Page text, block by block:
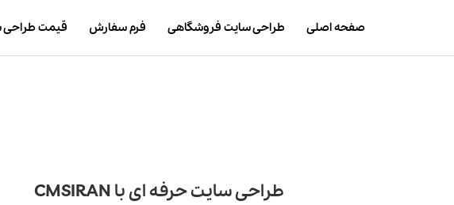
صفحه اصلی طراحی سایت فروشگاهی فرم سفارش قیمت طراحی
طراحی سایت حرفه ای با CMSIRAN